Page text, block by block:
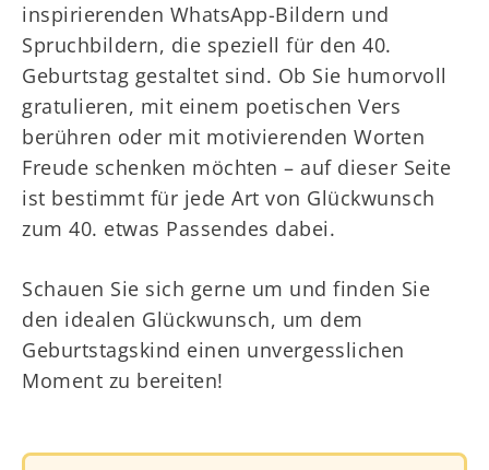
inspirierenden WhatsApp-Bildern und
Spruchbildern, die speziell für den 40.
Geburtstag gestaltet sind. Ob Sie humorvoll
gratulieren, mit einem poetischen Vers
berühren oder mit motivierenden Worten
Freude schenken möchten – auf dieser Seite
ist bestimmt für jede Art von Glückwunsch
zum 40. etwas Passendes dabei.
Schauen Sie sich gerne um und finden Sie
den idealen Glückwunsch, um dem
Geburtstagskind einen unvergesslichen
Moment zu bereiten!